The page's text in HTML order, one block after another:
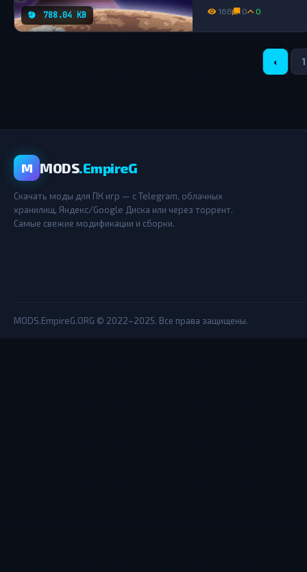
788.04 KB 168 0 0
‹ 1
M MODS.EmpireG
Скачать моды для ПК игр — с Telegram, облачных
хранилищ, Яндекс/Google Диска или через торрент.
Самые свежие модификации и сборки.
MODS.EmpireG.ORG © 2022–2025. Все права защищены.